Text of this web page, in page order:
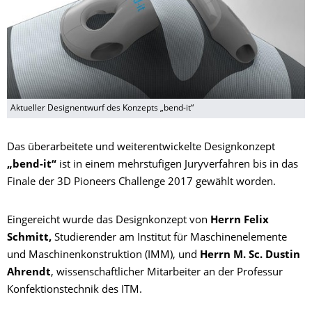
Aktueller Designentwurf des Konzepts „bend-it“
Das überarbeitete und weiterentwickelte Designkonzept
„bend-it“ ist in einem mehrstufigen Juryverfahren bis in das
Finale der 3D Pioneers Challenge 2017 gewählt worden.
Eingereicht wurde das Designkonzept von Herrn Felix
Schmitt, Studierender am Institut für Maschinenelemente
und Maschinenkonstruktion (IMM), und Herrn M. Sc. Dustin
Ahrendt, wissenschaftlicher Mitarbeiter an der Professur
Konfektionstechnik des ITM.